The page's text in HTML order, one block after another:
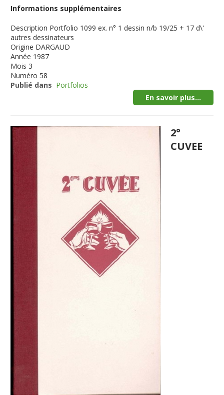
Informations supplémentaires
Description Portfolio 1099 ex. n° 1 dessin n/b 19/25 + 17 d\'
autres dessinateurs
Origine DARGAUD
Année 1987
Mois 3
Numéro 58
Publié dans Portfolios
En savoir plus...
2°
CUVEE